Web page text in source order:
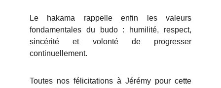
Le hakama rappelle enfin les valeurs
fondamentales du budo : humilité, respect,
sincérité et volonté de progresser
continuellement.
Toutes nos félicitations à Jérémy pour cette